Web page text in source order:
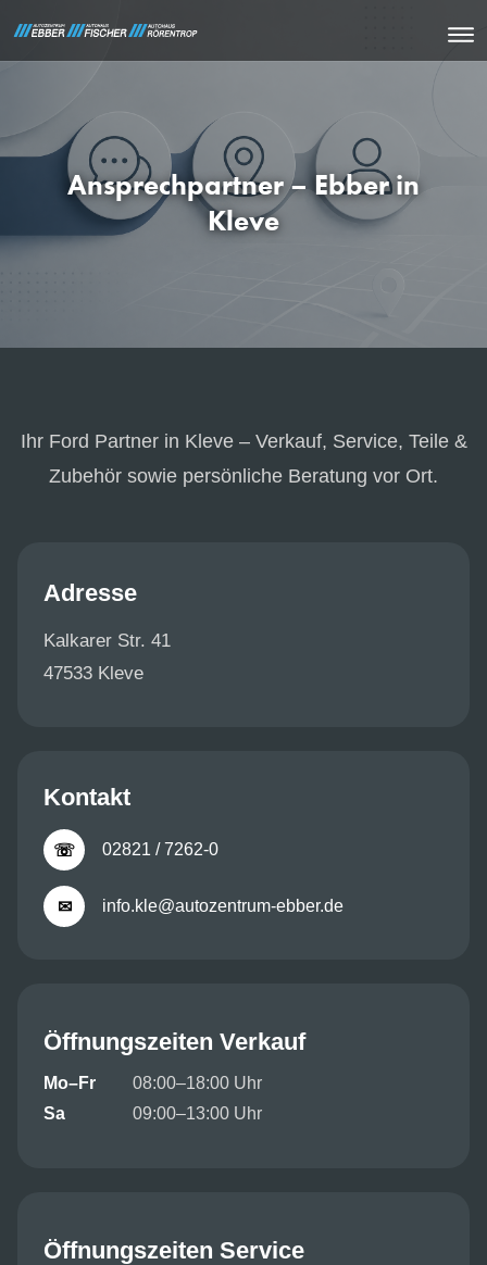
Ansprechpartner – Ebber in
Kleve
Ihr Ford Partner in Kleve – Verkauf, Service, Teile &
Zubehör sowie persönliche Beratung vor Ort.
Adresse
Kalkarer Str. 41
47533 Kleve
Kontakt
☏ 02821 / 7262-0
✉ info.kle@autozentrum-ebber.de
Öffnungszeiten Verkauf
Mo–Fr
08:00–18:00 Uhr
Sa
09:00–13:00 Uhr
Öffnungszeiten Service